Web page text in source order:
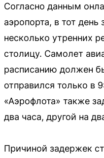
Согласно данным
аэропорта, в тот
несколько утренних
столицу. Самолет
расписанию должен
отправился только в
«Аэрофлота» также
два часа, другой на
Причиной задержек